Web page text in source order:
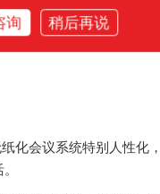
化会议系统特别人性化
询 稍后再说